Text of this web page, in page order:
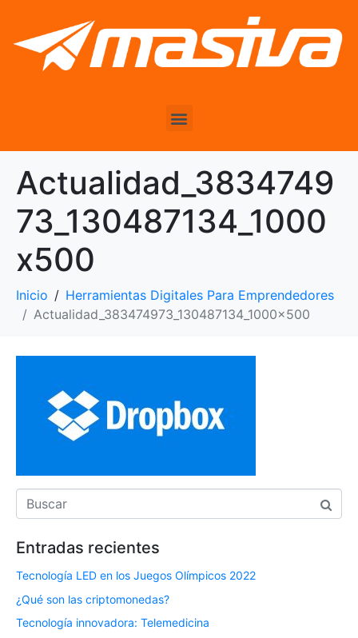
Actualidad_3834749
73_130487134_1000
x500
Inicio
Herramientas Digitales Para Emprendedores
Actualidad_383474973_130487134_1000x500
Entradas recientes
Tecnología LED en los Juegos Olímpicos 2022
¿Qué son las criptomonedas?
Tecnología innovadora: Telemedicina